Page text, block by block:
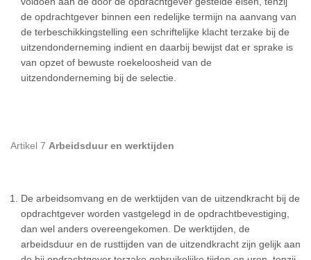
de opdrachtgever binnen een redelijke termijn na aanvang van
de terbeschikkingstelling een schriftelijke klacht terzake bij de
uitzendonderneming indient en daarbij bewijst dat er sprake is
van opzet of bewuste roekeloosheid van de
uitzendonderneming bij de selectie.
Artikel 7 Arbeidsduur en werktijden
De arbeidsomvang en de werktijden van de uitzendkracht bij de
opdrachtgever worden vastgelegd in de opdrachtbevestiging,
dan wel anders overeengekomen. De werktijden, de
arbeidsduur en de rusttijden van de uitzendkracht zijn gelijk aan